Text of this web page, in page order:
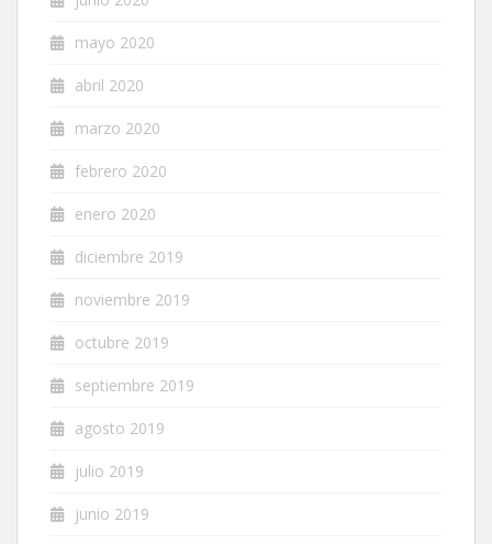
mayo 2020
abril 2020
marzo 2020
febrero 2020
enero 2020
diciembre 2019
noviembre 2019
octubre 2019
septiembre 2019
agosto 2019
julio 2019
junio 2019